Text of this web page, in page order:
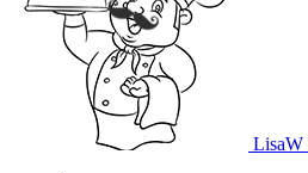
LisaW